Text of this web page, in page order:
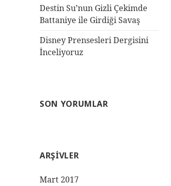
Destin Su’nun Gizli Çekimde
Battaniye ile Girdiği Savaş
Disney Prensesleri Dergisini
İnceliyoruz
SON YORUMLAR
ARŞIVLER
Mart 2017